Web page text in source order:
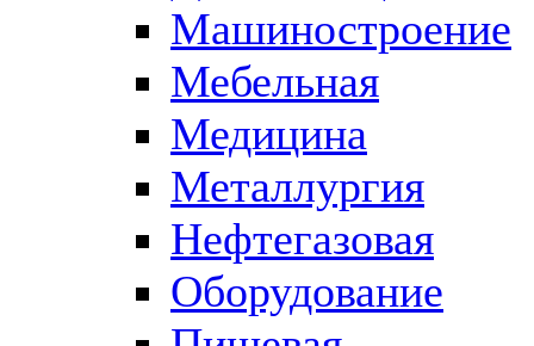
Машиностроение
Мебельная
Медицина
Металлургия
Нефтегазовая
Оборудование